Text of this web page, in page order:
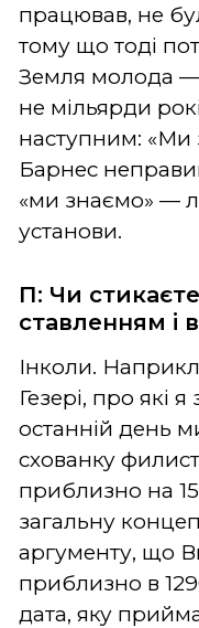
працював, не
тому що тоді
Земля молода —
не мільярди
наступним:
Барнес
«ми знаємо» —
установи.
П: Чи
ставленням і в
Інколи.
Гезері, про які
останній день
схованку
приблизно на
загальну
аргументу, що
приблизно в
дата, яку